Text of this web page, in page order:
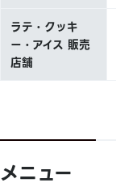
ラテ・クッキ
ー・アイス 販売
店舗
メニュー